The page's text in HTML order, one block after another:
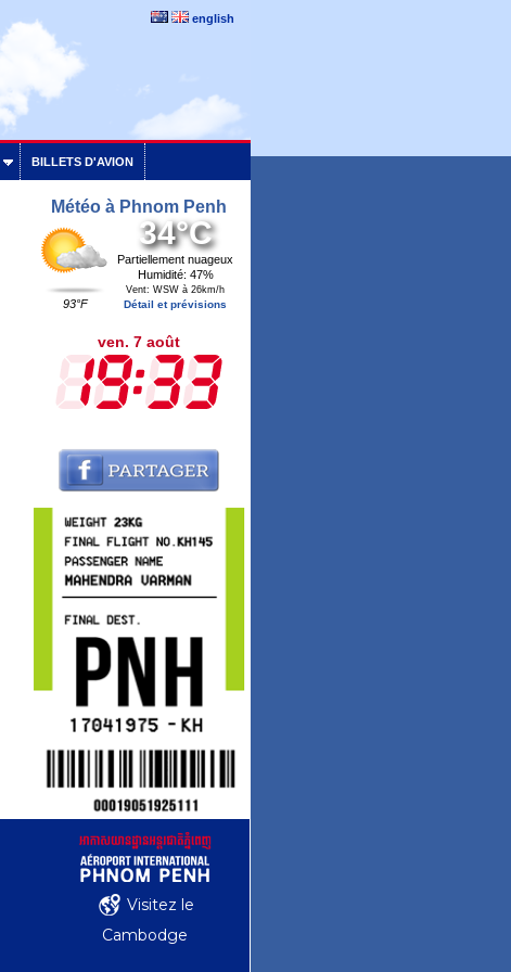
english
BILLETS D'AVION
Météo à Phnom Penh
93°F
34°C
Partiellement nuageux
Humidité: 47%
Vent: WSW à 26km/h
Détail et prévisions
ven. 7 août
Visitez le
Cambodge